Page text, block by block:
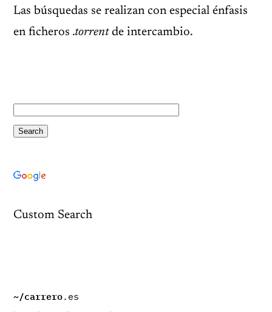
Las búsquedas se realizan con especial énfasis
en ficheros .torrentde intercambio.
Custom Search
~/carrero.es